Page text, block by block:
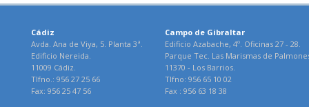
Cádiz
Avda. Ana de Viya, 5. Planta 3ª.
Edificio Nereida.
11009 Cádiz.
Tlfno.: 956 27 25 66
Fax: 956 25 47 56
Campo de Gibraltar
Edificio Azabache, 4º. Oficinas 27 - 28.
Parque Tec. Las Marismas de
11370 - Los Barrios.
Tlfno: 956 65 10 02
Fax : 956 63 18 38